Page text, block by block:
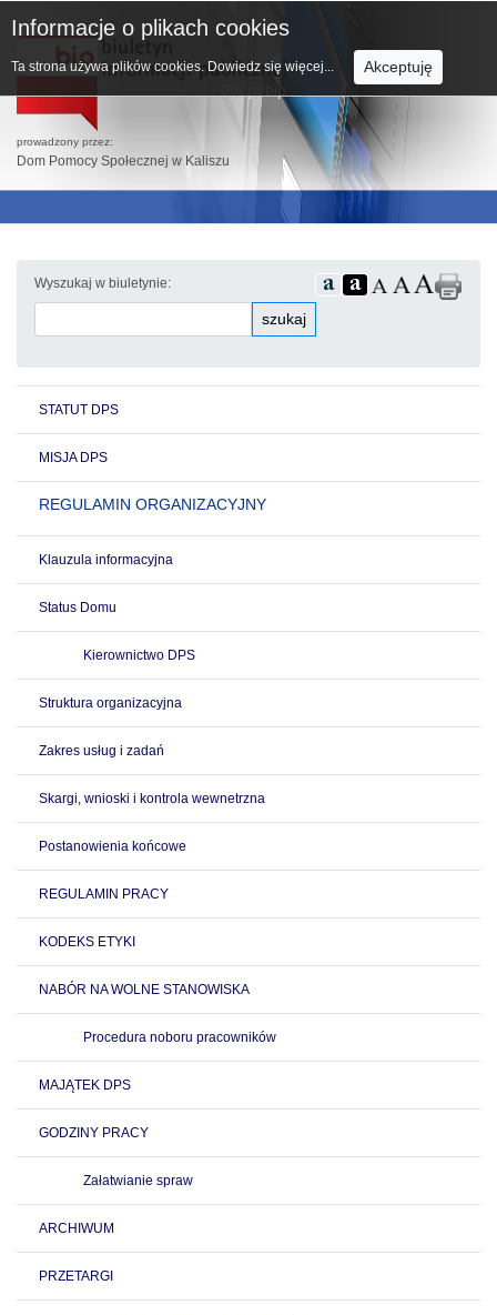
prowadzony przez:
Dom Pomocy Społecznej w Kaliszu
Wyszukaj w biuletynie:
szukaj
STATUT DPS
MISJA DPS
REGULAMIN ORGANIZACYJNY
Klauzula informacyjna
Status Domu
Kierownictwo DPS
Struktura organizacyjna
Zakres usług i zadań
Skargi, wnioski i kontrola wewnetrzna
Postanowienia końcowe
REGULAMIN PRACY
KODEKS ETYKI
NABÓR NA WOLNE STANOWISKA
Procedura noboru pracowników
MAJĄTEK DPS
GODZINY PRACY
Załatwianie spraw
ARCHIWUM
PRZETARGI
Informacje o plikach cookies
Ta strona używa plików cookies. Dowiedz się więcej... Akceptuję